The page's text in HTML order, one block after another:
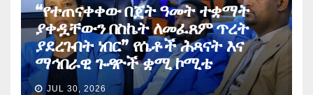
“የተጠናቀቀው በጀት ዓመት ተቋማት
ያቀዷቸውን በስኬት ለመፈጸም ጥረት
ያደረጉበት ነበር” የሴቶች ሕጻናት እና
ማኅበራዊ ጉዳዮች ቋሚ ኮሚቴ
JUL 30, 2026